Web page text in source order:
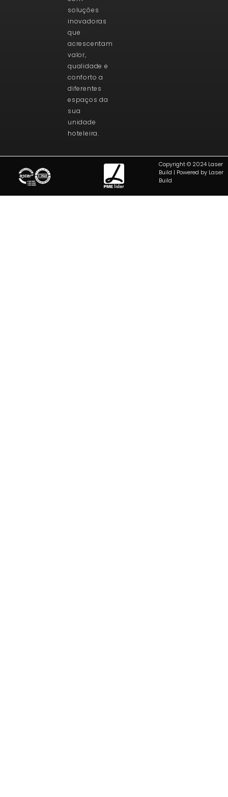
soluções
inovadoras
que
acrescentam
valor,
qualidade e
conforto a
diferentes
espaços da
sua
unidade
hoteleira.
Copyright © 2024 Laser
Build | Powered by Laser
Build